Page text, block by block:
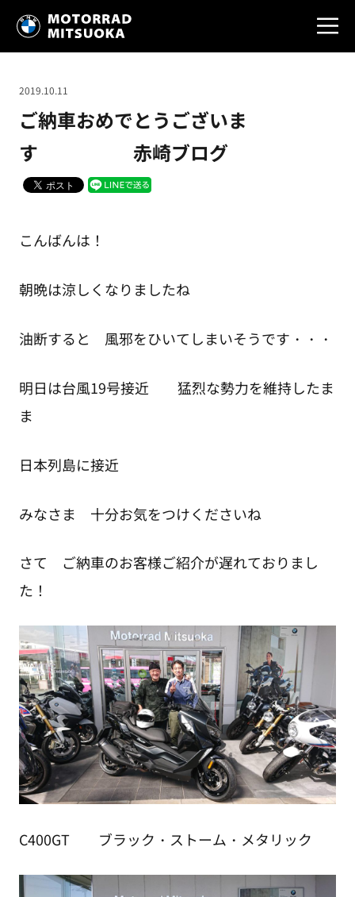
ご納車おめでとうございま
す 赤崎ブログ
2019.10.11
こんばんは！
朝晩は涼しくなりましたね
油断すると 風邪をひいてしまいそうです・・・
明日は台風19号接近 猛烈な勢力を維持したま
ま
日本列島に接近
みなさま 十分お気をつけくださいね
さて ご納車のお客様ご紹介が遅れておりまし
た！
C400GT ブラック・ストーム・メタリック